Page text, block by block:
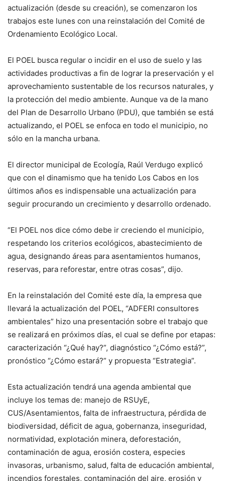
actualización (desde su creación), se comenzaron los
trabajos este lunes con una reinstalación del Comité de
Ordenamiento Ecológico Local.
El POEL busca regular o incidir en el uso de suelo y las
actividades productivas a fin de lograr la preservación y el
aprovechamiento sustentable de los recursos naturales, y
la protección del medio ambiente. Aunque va de la mano
del Plan de Desarrollo Urbano (PDU), que también se está
actualizando, el POEL se enfoca en todo el municipio, no
sólo en la mancha urbana.
El director municipal de Ecología, Raúl Verdugo explicó
que con el dinamismo que ha tenido Los Cabos en los
últimos años es indispensable una actualización para
seguir procurando un crecimiento y desarrollo ordenado.
“El POEL nos dice cómo debe ir creciendo el municipio,
respetando los criterios ecológicos, abastecimiento de
agua, designando áreas para asentamientos humanos,
reservas, para reforestar, entre otras cosas”, dijo.
En la reinstalación del Comité este día, la empresa que
llevará la actualización del POEL, “ADFERI consultores
ambientales” hizo una presentación sobre el trabajo que
se realizará en próximos días, el cual se define por etapas:
caracterización “¿Qué hay?”, diagnóstico “¿Cómo está?”,
pronóstico “¿Cómo estará?” y propuesta “Estrategia”.
Esta actualización tendrá una agenda ambiental que
incluye los temas de: manejo de RSUyE,
CUS/Asentamientos, falta de infraestructura, pérdida de
biodiversidad, déficit de agua, gobernanza, inseguridad,
normatividad, explotación minera, deforestación,
contaminación de agua, erosión costera, especies
invasoras, urbanismo, salud, falta de educación ambiental,
incendios forestales, contaminación del aire, erosión y